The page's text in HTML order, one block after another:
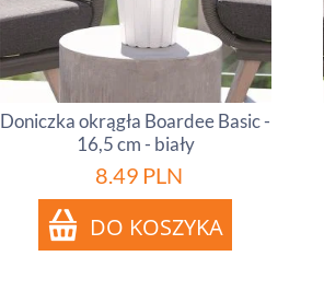
Doniczka okrągła Boardee Basic -
16,5 cm - biały
8.49 PLN